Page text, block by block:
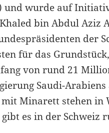
und wurde auf
bin Abdul Aziz
der
für das
von rund 21
Saudi-
mit Minarett stehen
es in der Schweiz